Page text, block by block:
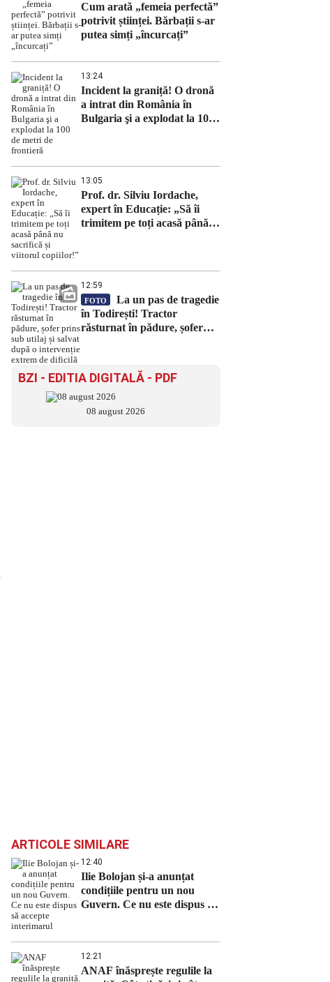
Cum arată „femeia perfectă”
potrivit științei. Bărbații s-ar
putea simți „încurcați”
13:24
Incident la graniță! O dronă
a intrat din România în
Bulgaria şi a explodat la 100
13:05
Prof. dr. Silviu Iordache,
expert în Educație: „Să îi
trimitem pe toți acasă până
12:59
FOTO
La un pas de tragedie
în Todirești! Tractor
răsturnat în pădure, șofer
BZI - EDITIA DIGITALĂ - PDF
08 august 2026
ARTICOLE SIMILARE
12:40
Ilie Bolojan și-a anunțat
condițiile pentru un nou
Guvern. Ce nu este dispus să
12:21
ANAF înăsprește regulile la